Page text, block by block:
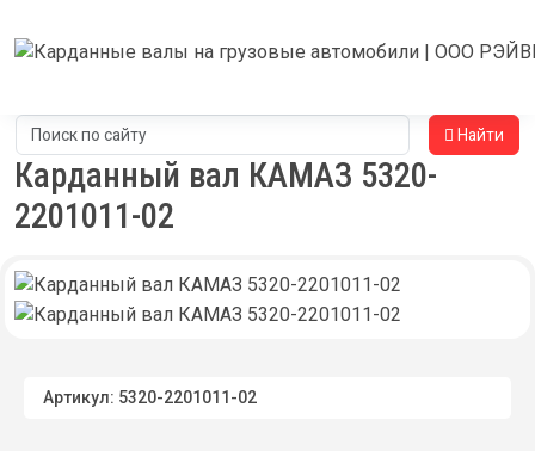
Найти
Карданный вал КАМАЗ 5320-
2201011-02
Артикул: 5320-2201011-02